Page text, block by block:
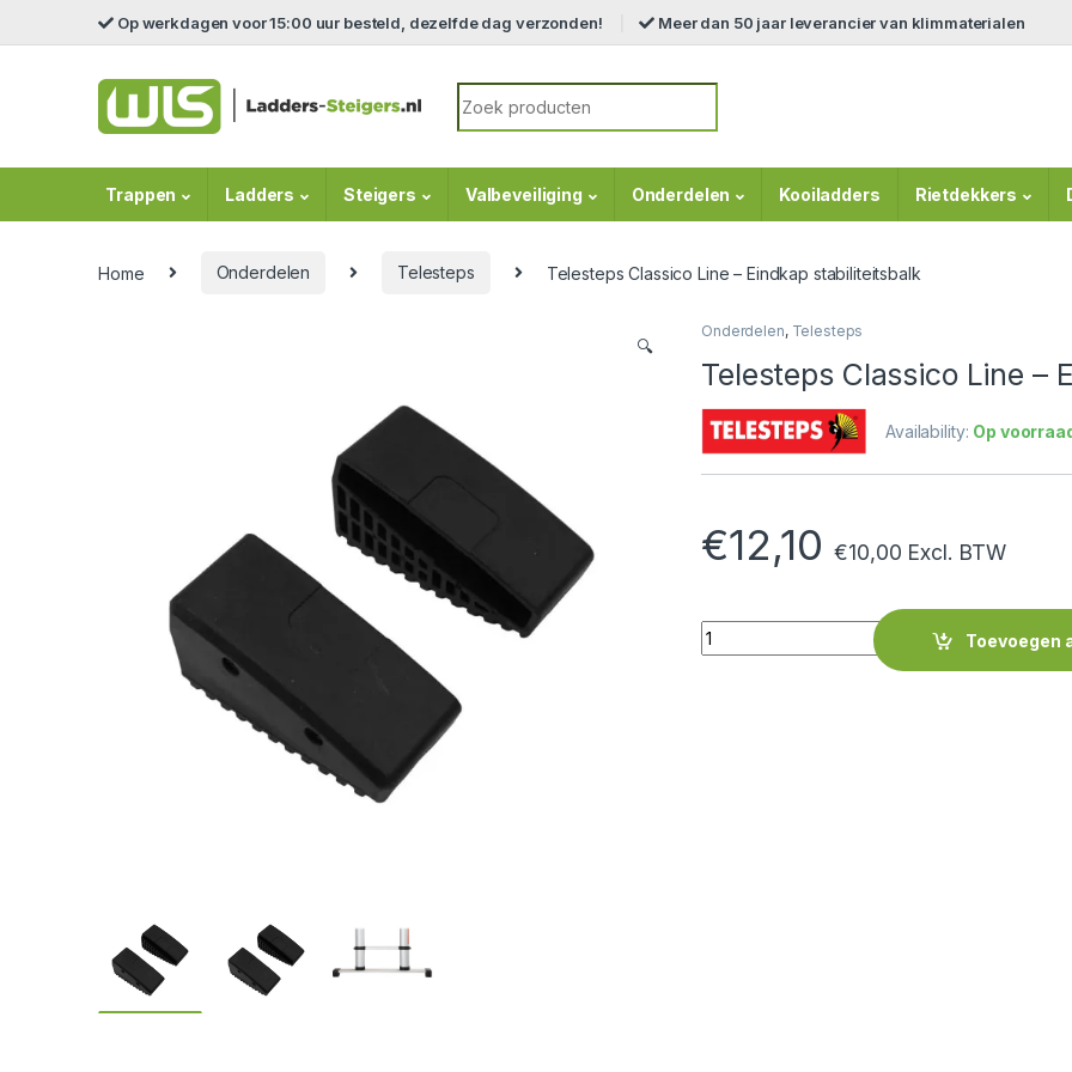
Skip to navigation
Skip to content Op werkdagen voor 15:00 uur besteld, dezelfde dag verzonden! Meer dan 50 jaar leverancier van klimmaterialen
Search for:
Trappen Ladders Steigers Valbeveiliging Onderdelen Kooiladders Rietdekkers
Home Onderdelen Telesteps Telesteps Classico Line – Eindkap stabiliteitsbalk
🔍
Onderdelen, Telesteps
Telesteps Classico Line –
Availability: Op
€12,10 €10,00 Excl. BTW
Quantity
Toevoegen